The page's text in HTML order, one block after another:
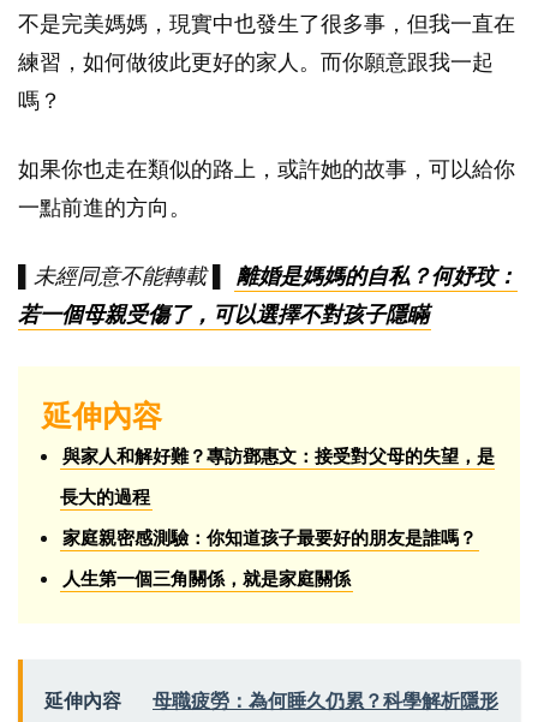
不是完美媽媽，現實中也發生了很多事，但我一直在
練習，如何做彼此更好的家人。而你願意跟我一起
嗎？
如果你也走在類似的路上，或許她的故事，可以給你
一點前進的方向。
▌未經同意不能轉載 ▌
離婚是媽媽的自私？何妤玟：
若一個母親受傷了，可以選擇不對孩子隱瞞
延伸內容
與家人和解好難？專訪鄧惠文：接受對父母的失望，是
長大的過程
家庭親密感測驗：你知道孩子最要好的朋友是誰嗎？
人生第一個三角關係，就是家庭關係
延伸內容 母職疲勞：為何睡久仍累？科學解析隱形